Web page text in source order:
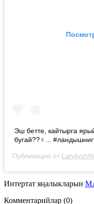
Эш бетте, кайтырга
бугай??‍♀️...
Публикация от
Интертат яңалыкларын
Комментарийлар (0)